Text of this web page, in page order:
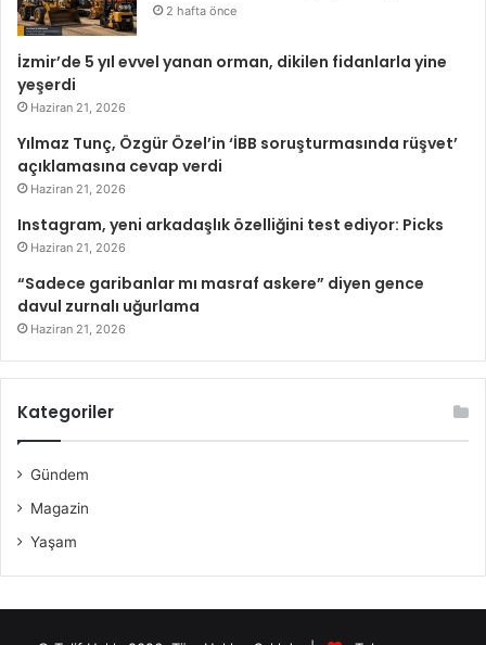
2 hafta önce
İzmir’de 5 yıl evvel yanan orman, dikilen fidanlarla yine
yeşerdi
Haziran 21, 2026
Yılmaz Tunç, Özgür Özel’in ‘İBB soruşturmasında rüşvet’
açıklamasına cevap verdi
Haziran 21, 2026
Instagram, yeni arkadaşlık özelliğini test ediyor: Picks
Haziran 21, 2026
“Sadece garibanlar mı masraf askere” diyen gence
davul zurnalı uğurlama
Haziran 21, 2026
Kategoriler
Gündem
Magazin
Yaşam